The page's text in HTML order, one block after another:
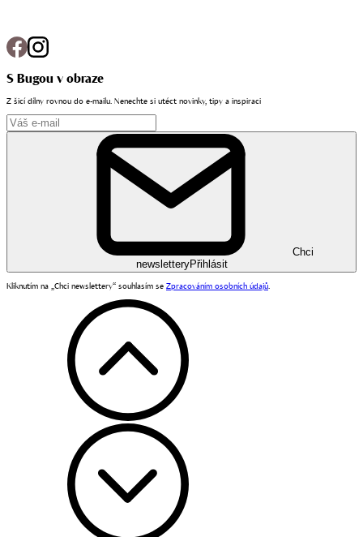
S Bugou v obraze
Z šicí dílny rovnou do e-mailu. Nenechte si utéct novinky, tipy a inspiraci
Chci
newsletteryPřihlásit
Kliknutím na „Chci newslettery“ souhlasím se Zpracováním osobních údajů.